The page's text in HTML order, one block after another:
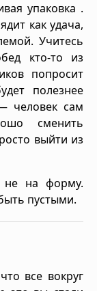
упаковка .
как удача,
Учитесь
кто-то из
попросит
полезнее
человек сам
сменить
выйти из
не на форму.
пустыми.
все вокруг